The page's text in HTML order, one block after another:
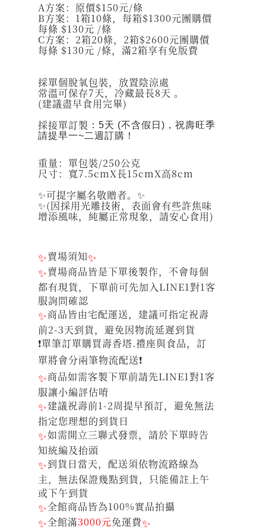
A方案：原價$150元/條
B方案：1箱10條，每箱$1300元團購價
每條 $130元 /條
C方案：2箱20條，2箱$2600元團購價
每條 $130元 /條，滿2箱享有免版費
採單個脫氧包裝，放置陰涼處
常溫可保存7天，冷藏最長8天 。
(建議盡早食用完畢)
採接單訂製 ：5天 (不含假日)，祝壽旺季
請提早一~二週訂購！
重量：單包裝/250公克
尺寸：寬7.5cmX長15cmX高8cm
✨可提字屬名敬贈者。✨
✨(因採用光雕技術，表面會有些許焦味
增添風味，純屬正常現象，請安心食用)
✨賣場須知✨
✨賣場商品皆是下單後製作，不會每個
都有現貨，下單前可先加入LINE1對1客
服詢問確認
✨商品皆由宅配運送，建議可指定祝壽
前2-3天到貨，避免因物流延遲到貨
❗單筆訂單購買壽香塔.禮座與食品，訂
單將會分兩筆物流配送❗
✨商品如需客製下單前請先LINE1對1客
服讓小編評估唷
✨建議祝壽前1-2周提早預訂，避免無法
指定您理想的到貨日
✨如需開立三聯式發票，請於下單時告
知統編及抬頭
✨到貨日當天，配送須依物流路線為
主，無法保證幾點到貨，只能備註上午
或下午到貨
✨全館商品皆為100%實品拍攝
✨全館滿3000元免運費✨